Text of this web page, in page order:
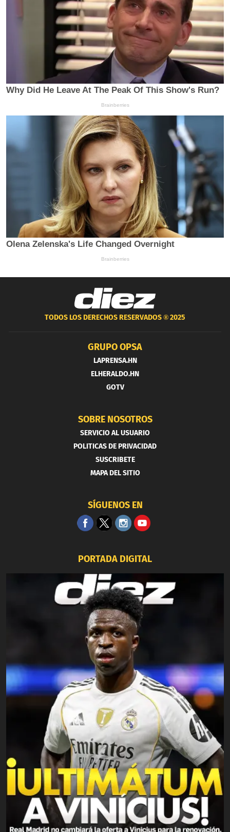
TODOS LOS DERECHOS RESERVADOS ®2025
GRUPO OPSA
LAPRENSA.HN
ELHERALDO.HN
GOTV
SOBRE NOSOTROS
SERVICIO AL USUARIO
POLITICAS DE PRIVACIDAD
SUSCRIBETE
MAPA DEL SITIO
SÍGUENOS EN
PORTADA DIGITAL